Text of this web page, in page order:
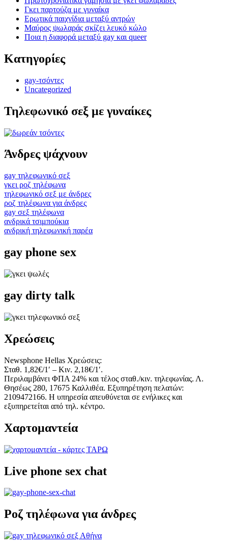
Γκει παρτούζα με γυναίκα
Ερωτικά παιχνίδια μεταξύ αντρών
Μαύρος ψωλαράς σκίζει λευκό κώλο
Ποια η διαφορά μεταξύ gay και queer
Κατηγορίες
gay-τσόντες
Uncategorized
Τηλεφωνικό σεξ με γυναίκες
Άνδρες ψάχνουν
gay τηλεφωνικό σεξ
γκει ροζ τηλέφωνα
τηλεφωνικό σεξ με άνδρες
ροζ τηλέφωνα για άνδρες
gay σεξ τηλέφωνα
ανδρικά τσιμπούκια
ανδρική τηλεφωνική παρέα
gay phone sex
gay dirty talk
Χρεώσεις
Newsphone Hellas Χρεώσεις:
Σταθ. 1,82€/1′ – Κιν. 2,18€/1′.
Περιλαμβάνει ΦΠΑ 24% και τέλος σταθ./κιν. τηλεφωνίας. Λ.
Θησέως 280, 17675 Καλλιθέα. Εξυπηρέτηση πελατών:
2109472166. Η υπηρεσία απευθύνεται σε ενήλικες και
εξυπηρετείται από τηλ. κέντρο.
Χαρτομαντεία
Live phone sex chat
Ροζ τηλέφωνα για άνδρες